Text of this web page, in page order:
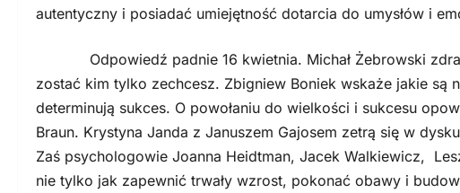
autentyczny i posiadać umiejętność dotarcia do umysłów i
Odpowiedź padnie 16 kwietnia. Michał Żebrowski
zostać kim tylko zechcesz. Zbigniew Boniek wskaże jakie
determinują sukces. O powołaniu do wielkości i sukcesu
Braun. Krystyna Janda z Januszem Gajosem zetrą się w
Zaś psychologowie Joanna Heidtman, Jacek Walkiewicz,
nie tylko jak zapewnić trwały wzrost, pokonać obawy i